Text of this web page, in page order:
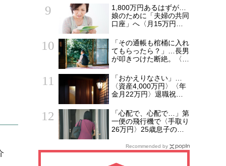
「孫離れ」を突き付けら
れた日
1,800万円あるはずが…
娘のために「夫婦の共同
口座」へ〈月15万円〉
ATMで絶句。夫を問い詰
め、判明した「消えた教
育費」の行方
「その通帳も棺桶に入れ
てもらったら？」…長男
が叩きつけた断絶。〈資
21万円〉77歳男性、潤
沢な資産を守り抜い
た“代償”
「おかえりなさい」…
〈資産4,000万円〉〈年
金月22万円〉退職祝い
行」から帰国した65歳
夫婦。余韻を吹き飛ばし
た“破綻の影”
「心配で、心配で…」第
一便の飛行機で〈手取り
26万円〉25歳息子のア
歳母。待ち受けてい
た“悲しい結末”【CFPの
助言】
Recommended by